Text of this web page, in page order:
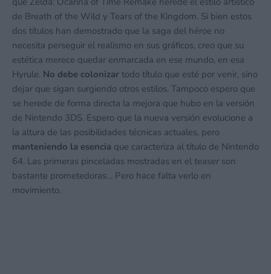
de Breath of the Wild y Tears of the Kingdom. Si bien estos
dos títulos han demostrado que la saga del héroe no
necesita perseguir el realismo en sus gráficos, creo que su
estética merece quedar enmarcada en ese mundo, en esa
Hyrule. No debe colonizar todo título que esté por venir, sino
dejar que sigan surgiendo otros estilos. Tampoco espero que
se herede de forma directa la mejora que hubo en la versión
de Nintendo 3DS. Espero que la nueva versión evolucione a
la altura de las posibilidades técnicas actuales, pero
manteniendo la esencia que caracteriza al título de Nintendo
64. Las primeras pinceladas mostradas en el teaser son
bastante prometedoras… Pero hace falta verlo en
movimiento.